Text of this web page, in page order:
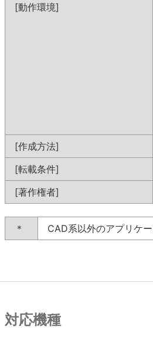
[動作環境]
[作成方法]
[転載条件]
[著作権者]
＊ CAD系以外のアプリケ
対応機種